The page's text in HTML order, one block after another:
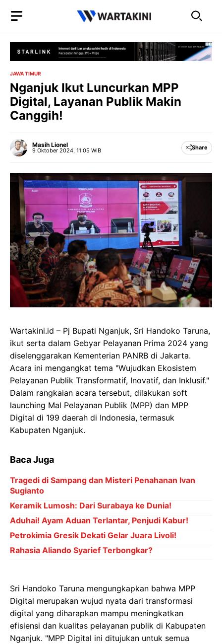
JAWA TIMUR
Nganjuk Ikut Luncurkan MPP
Digital, Layanan Publik Makin
Canggih!
Masih Lionel
9 Oktober 2024, 11:05 WIB Share
Wartakini.id – Pj Bupati Nganjuk, Sri Handoko Taruna,
ikut serta dalam Gebyar Pelayanan Prima 2024 yang
diselenggarakan Kementerian PANRB di Jakarta.
Acara ini mengangkat tema "Wujudkan Ekosistem
Pelayanan Publik Transformatif, Inovatif, dan Inklusif."
Dalam rangkaian acara tersebut, dilakukan soft
launching Mal Pelayanan Publik (MPP) dan MPP
Digital di 199 daerah di Indonesia, termasuk
Kabupaten Nganjuk.
Baca Juga
Tragedi di Sampang dan Misteri Penahanan Ivan
Sugianto
Keramik Lumosh: Dari Surabaya ke Dunia!
Aduhai! Ayam Aduan Terlantar, Penjudi Kabur!
Petrokimia Gresik Dekati Gelar Juara Livoli!
Rahasia Aliando Syarief Terbongkar?
Sri Handoko Taruna mengungkapkan bahwa MPP
Digital merupakan wujud nyata dari transformasi
digital yang diharapkan mampu meningkatkan
efisiensi dan kualitas pelayanan publik di Kabupaten
Nganjuk. "MPP Digital ini ditujukan untuk semua